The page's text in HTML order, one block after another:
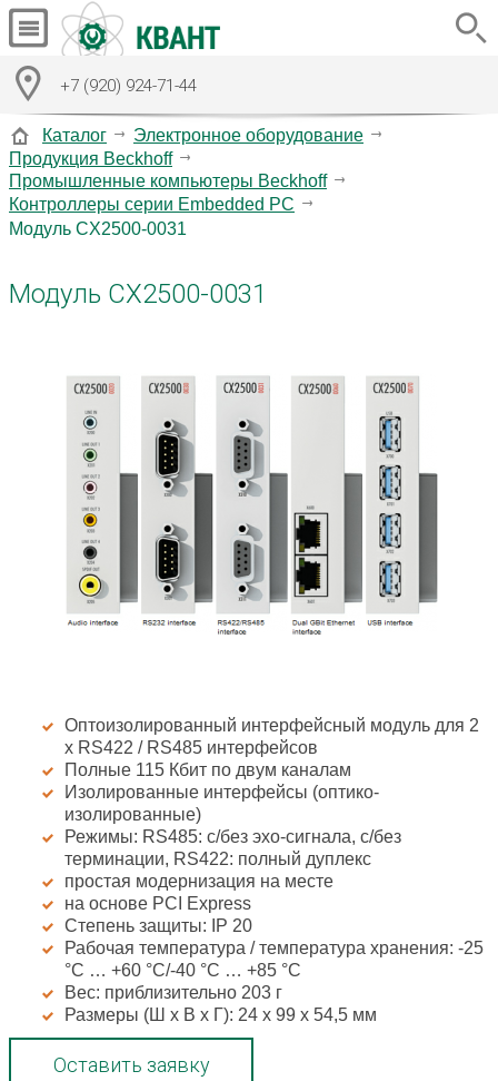
+7 (920) 924-71-44
Каталог
Электронное оборудование
Продукция Beckhoff
Промышленные компьютеры Beckhoff
Контроллеры серии Embedded PC
Модуль CX2500-0031
Модуль CX2500-0031
Оптоизолированный интерфейсный модуль для 2
х RS422 / RS485 интерфейсов
Полные 115 Кбит по двум каналам
Изолированные интерфейсы (оптико-
изолированные)
Режимы: RS485: с/без эхо-сигнала, с/без
терминации, RS422: полный дуплекс
простая модернизация на месте
на основе PCI Express
Степень защиты: IP 20
Рабочая температура / температура хранения: -25
°C … +60 °C/-40 °C … +85 °C
Вес: приблизительно 203 г
Размеры (Ш х В х Г): 24 x 99 x 54,5 мм
Оставить заявку